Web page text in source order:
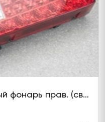
Задний комбинированный фонарь прав. (светодиодный) с сигнализатором заднего хода